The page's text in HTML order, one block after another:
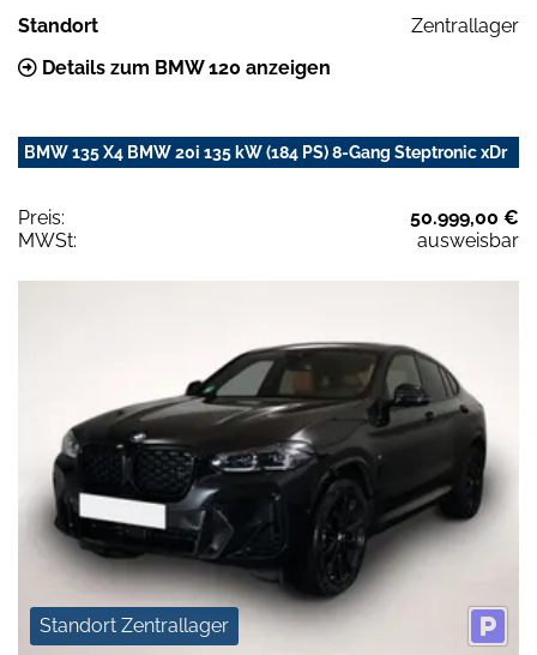
Standort
Zentrallager
Details zum BMW 120 anzeigen
BMW 135 X4 BMW 20i 135 kW (184 PS) 8-Gang Steptronic xDr
Preis:
50.999,00 €
MWSt:
ausweisbar
Standort Zentrallager